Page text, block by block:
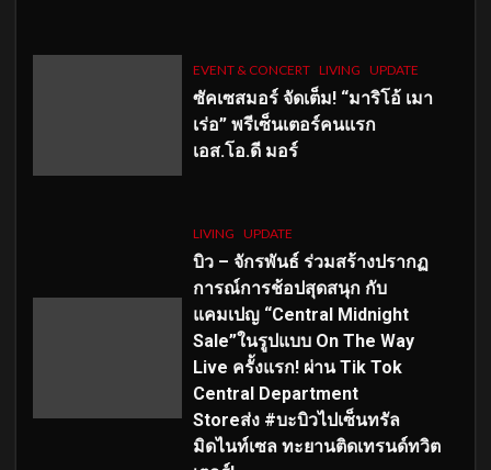
EVENT & CONCERT LIVING UPDATE
ซัคเซสมอร์ จัดเต็ม! “มาริโอ้ เมา
เร่อ” พรีเซ็นเตอร์คนแรก
เอส.โอ.ดี มอร์
LIVING UPDATE
บิว – จักรพันธ์ ร่วมสร้างปรากฏ
การณ์การช้อปสุดสนุก กับ
แคมเปญ “Central Midnight
Sale”ในรูปแบบ On The Way
Live ครั้งแรก! ผ่าน Tik Tok
Central Department
Storeส่ง #บะบิวไปเซ็นทรัล
มิดไนท์เซล ทะยานติดเทรนด์ทวิต